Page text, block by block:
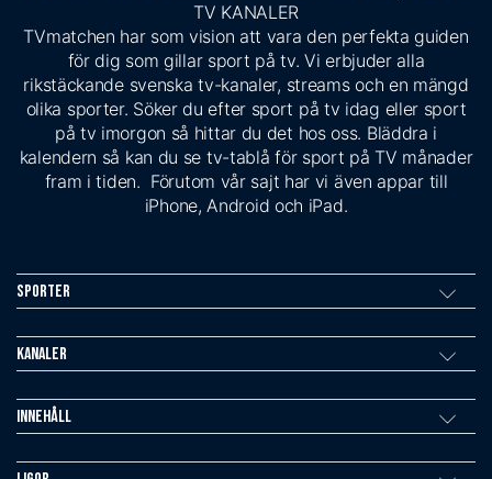
TV KANALER
TVmatchen har som vision att vara den perfekta guiden
för dig som gillar sport på tv. Vi erbjuder alla
rikstäckande svenska tv-kanaler, streams och en mängd
olika sporter. Söker du efter sport på tv idag eller sport
på tv imorgon så hittar du det hos oss. Bläddra i
kalendern så kan du se tv-tablå för sport på TV månader
fram i tiden. Förutom vår sajt har vi även appar till
iPhone, Android och iPad.
Sporter
Kanaler
Innehåll